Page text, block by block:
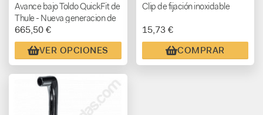
Avance bajo Toldo QuickFit de
Thule - Nueva generacion de
avances
665,50 €
VER OPCIONES
Clip de fijación inoxidable
15,73 €
COMPRAR